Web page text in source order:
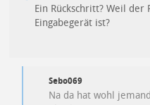
Ein Rückschritt? Weil der
Eingabegerät ist?
Sebo069
Na da hat wohl